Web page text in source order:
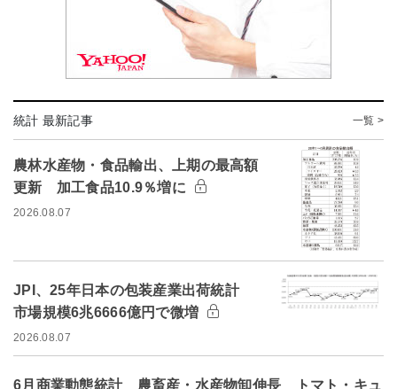
統計 最新記事 一覧 >
農林水産物・食品輸出、上期の最高額
更新 加工食品10.9％増に
2026.08.07
JPI、25年日本の包装産業出荷統計
市場規模6兆6666億円で微増
2026.08.07
6月商業動態統計 農畜産・水産物卸伸長 トマト・キュ